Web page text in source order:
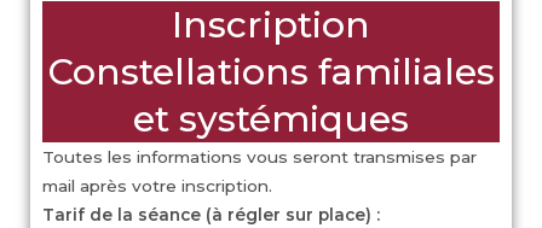
Inscription
Constellations familiales
et systémiques
Toutes les informations vous seront transmises par
mail après votre inscription.
Tarif de la séance (à régler sur place) :